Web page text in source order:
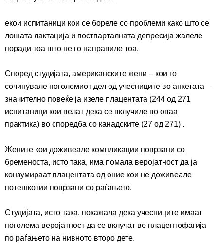
екои испитаници кои се бореле со проблеми како што се
лошата лактација и постпарталната депресија жалеле
поради тоа што не го направиле тоа.
Според студијата, американските жени – кои го
сочинувале поголемиот дел од учесниците во анкетата –
значително повеќе ја изеле плацентата (244 од 271
испитаници кои велат дека се вклучиле во оваа
практика) во споредба со канадските (27 од 271) .
Жените кои доживеале компликации поврзани со
бременоста, исто така, има помала веројатност да ја
конзумираат плацентата од оние кои не доживеале
потешкотии поврзани со раѓањето.
Студијата, исто така, покажала дека учесниците имаат
поголема веројатност да се вклучат во плацентофагија
по раѓањето на нивното второ дете.